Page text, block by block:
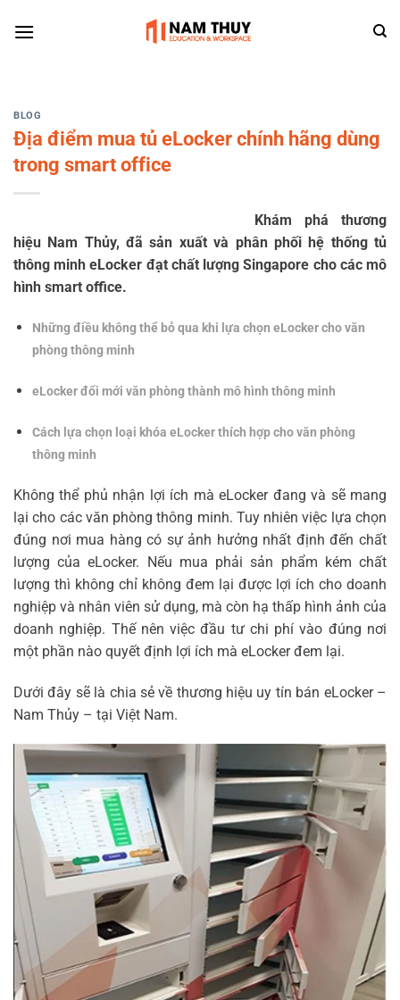
BLOG
Địa điểm mua tủ eLocker chính hãng dùng
trong smart office
Khám phá thương
hiệu Nam Thủy, đã sản xuất và phân phối hệ thống tủ
thông minh eLocker đạt chất lượng Singapore cho các mô
hình smart office.
Những điều không thể bỏ qua khi lựa chọn eLocker cho văn
phòng thông minh
eLocker đổi mới văn phòng thành mô hình thông minh
Cách lựa chọn loại khóa eLocker thích hợp cho văn phòng
thông minh
Không thể phủ nhận lợi ích mà eLocker đang và sẽ mang
lại cho các văn phòng thông minh. Tuy nhiên việc lựa chọn
đúng nơi mua hàng có sự ảnh hưởng nhất định đến chất
lượng của eLocker. Nếu mua phải sản phẩm kém chất
lượng thì không chỉ không đem lại được lợi ích cho doanh
nghiệp và nhân viên sử dụng, mà còn hạ thấp hình ảnh của
doanh nghiệp. Thế nên việc đầu tư chi phí vào đúng nơi
một phần nào quyết định lợi ích mà eLocker đem lại.
Dưới đây sẽ là chia sẻ về thương hiệu uy tín bán eLocker –
Nam Thủy – tại Việt Nam.